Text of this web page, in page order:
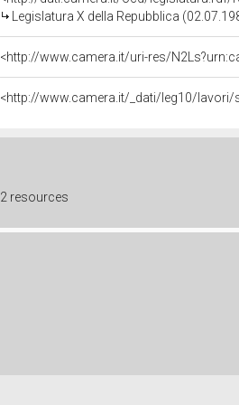
Legislatura X della Repubblica
<http://www.camera.it/uri-res/
<http://www.camera.it/_dati/leg10/
2 resources